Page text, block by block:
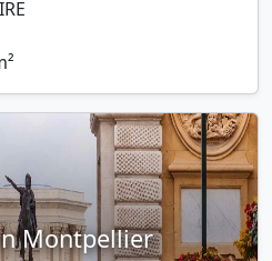
Montpellier